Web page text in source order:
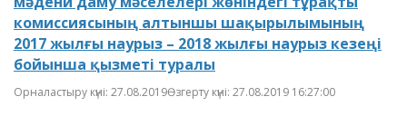
комиссиясының алтыншы шақырылымының
2017 жылғы наурыз – 2018 жылғы наурыз кезеңі
бойынша қызметі туралы
Орналастыру күні: 27.08.2019Өзгерту күні: 27.08.2019 16:27:00